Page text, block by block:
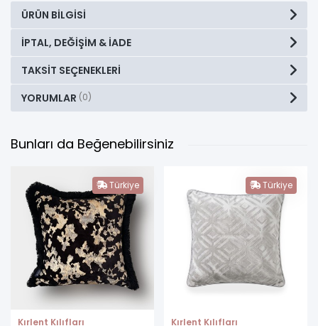
ÜRÜN BILGISI
İPTAL, DEĞIŞIM & İADE
TAKSIT SEÇENEKLERI
YORUMLAR (0)
Bunları da Beğenebilirsiniz
Türkiye
Kırlent Kılıfları
Türkiye
Kırlent Kılıfları